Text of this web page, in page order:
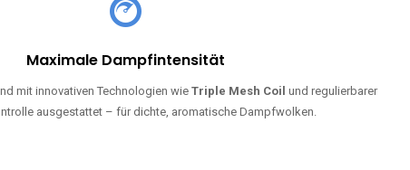
Maximale Dampfintensität
mit innovativen Technologien wieTriple Mesh Coil und regulierbarer
ausgestattet – für dichte, aromatische Dampfwolken.